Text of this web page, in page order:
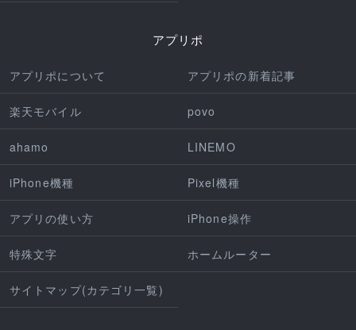
アプリポ
アプリポについて アプリポの新着記事
楽天モバイル povo
ahamo LINEMO
iPhone機種 Pixel機種
アプリの使い方 iPhone操作
特殊文字 ホームルーター
サイトマップ(カテゴリ一覧)